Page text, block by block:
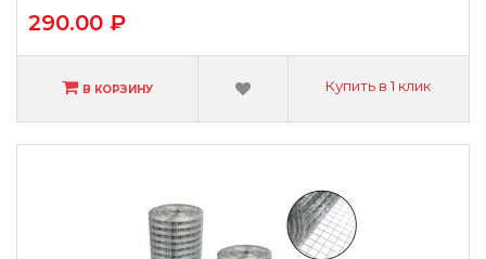
290.00 ₽
В КОРЗИНУ Купить в 1 клик